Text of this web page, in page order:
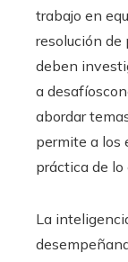
trabajo en
resolución de
deben
a
abordar
permite a los
práctica de lo
La